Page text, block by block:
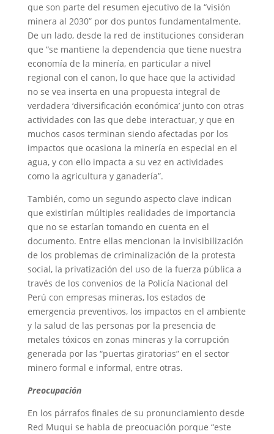
que son parte del resumen ejecutivo de la “visión
minera al 2030” por dos puntos fundamentalmente.
De un lado, desde la red de instituciones consideran
que “se mantiene la dependencia que tiene nuestra
economía de la minería, en particular a nivel
regional con el canon, lo que hace que la actividad
no se vea inserta en una propuesta integral de
verdadera ‘diversificación económica’ junto con otras
actividades con las que debe interactuar, y que en
muchos casos terminan siendo afectadas por los
impactos que ocasiona la minería en especial en el
agua, y con ello impacta a su vez en actividades
como la agricultura y ganadería”.
También, como un segundo aspecto clave indican
que existirían múltiples realidades de importancia
que no se estarían tomando en cuenta en el
documento. Entre ellas mencionan la invisibilización
de los problemas de criminalización de la protesta
social, la privatización del uso de la fuerza pública a
través de los convenios de la Policía Nacional del
Perú con empresas mineras, los estados de
emergencia preventivos, los impactos en el ambiente
y la salud de las personas por la presencia de
metales tóxicos en zonas mineras y la corrupción
generada por las “puertas giratorias” en el sector
minero formal e informal, entre otras.
Preocupación
En los párrafos finales de su pronunciamiento desde
Red Muqui se habla de preocuación porque “este